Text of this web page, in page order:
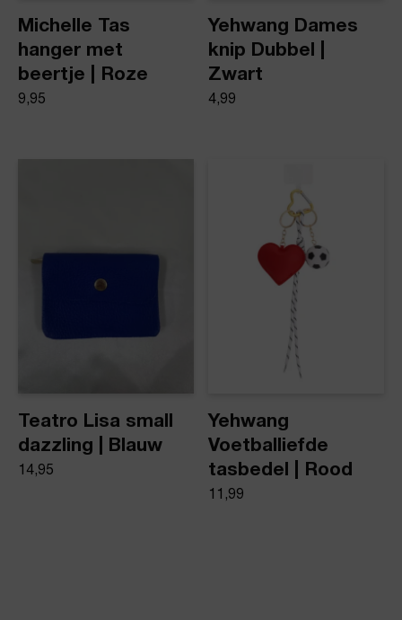
Michelle Tas
hanger met
beertje | Roze
9,95
Yehwang Dames
knip Dubbel |
Zwart
4,99
Teatro Lisa small
dazzling | Blauw
14,95
Yehwang
Voetballiefde
tasbedel | Rood
11,99